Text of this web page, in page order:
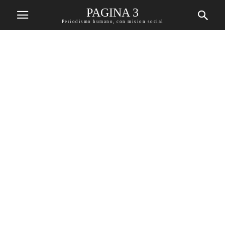
PAGINA 3
Periodismo humano, con mision social